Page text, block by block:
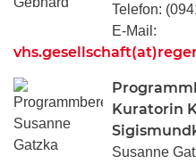
Telefon:
E-Mail:
Kuratorin
Susanne